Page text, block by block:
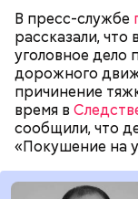
В пресс-службе
рассказали,
уголовное дело
дорожного
причинение
время в
сообщили, что
«Покушение на
Миссюра